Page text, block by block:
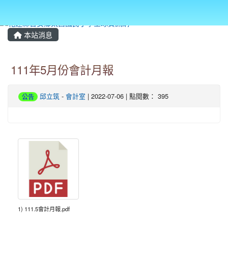
本站消息
111年5月份會計月報
公告 邱立筑 - 會計室 | 2022-07-06 | 點閱數： 395
1) 111.5會計月報.pdf